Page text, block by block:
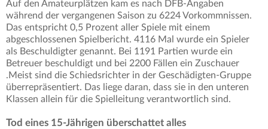
Auf den Amateurplätzen kam es nach DFB-Angaben
während der vergangenen Saison zu 6224 Vorkommnissen.
Das entspricht 0,5 Prozent aller Spiele mit einem
abgeschlossenen Spielbericht. 4116 Mal wurde ein Spieler
als Beschuldigter genannt. Bei 1191 Partien wurde ein
Betreuer beschuldigt und bei 2200 Fällen ein Zuschauer
.Meist sind die Schiedsrichter in der Geschädigten-Gruppe
überrepräsentiert. Das liege daran, dass sie in den unteren
Klassen allein für die Spielleitung verantwortlich sind.
Tod eines 15-Jährigen überschattet alles